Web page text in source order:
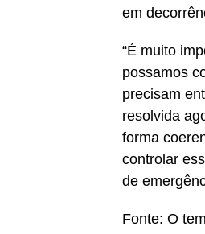
em
“É muito
possamos
precisam
resolvida
forma
controlar
de
Fonte: O